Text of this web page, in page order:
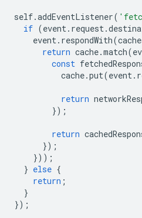
self.addEventListener(
if (event. request.
event. respondWith(
return cache.match(
const
cache.put(event.
return
});
return
});
}));
} else {
return ;
}
});